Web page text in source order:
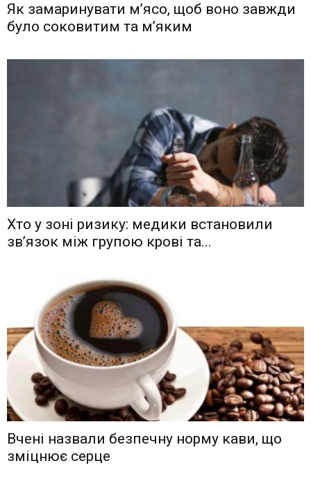
Як замаринувати м’ясо, щоб воно завжди
було соковитим та м’яким
Хто у зоні ризику: медики встановили
зв’язок між групою крові та...
Вчені назвали безпечну норму кави, що
зміцнює серце